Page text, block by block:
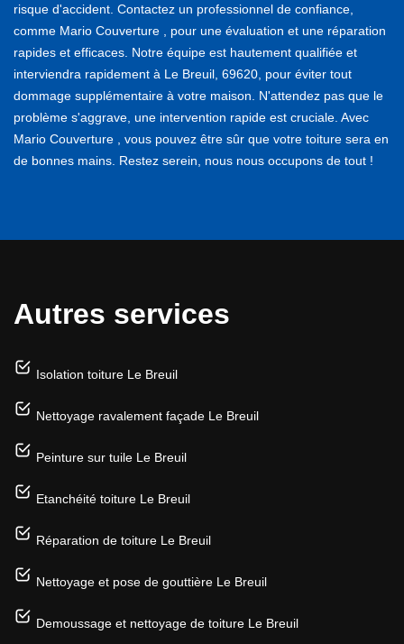
risque d'accident. Contactez un professionnel de confiance,
comme Mario Couverture , pour une évaluation et une réparation
rapides et efficaces. Notre équipe est hautement qualifiée et
interviendra rapidement à Le Breuil, 69620, pour éviter tout
dommage supplémentaire à votre maison. N'attendez pas que le
problème s'aggrave, une intervention rapide est cruciale. Avec
Mario Couverture , vous pouvez être sûr que votre toiture sera en
de bonnes mains. Restez serein, nous nous occupons de tout !
Autres services
Isolation toiture Le Breuil
Nettoyage ravalement façade Le Breuil
Peinture sur tuile Le Breuil
Etanchéité toiture Le Breuil
Réparation de toiture Le Breuil
Nettoyage et pose de gouttière Le Breuil
Demoussage et nettoyage de toiture Le Breuil